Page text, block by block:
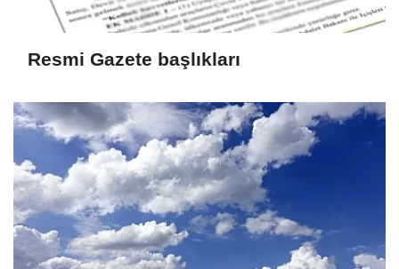
Resmi Gazete başlıkları